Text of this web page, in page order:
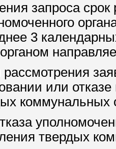
запроса
3
рассмотрения
или
коммунальных
твердых